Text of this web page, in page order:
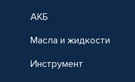
АКБ
Масла и жидкости
Инструмент